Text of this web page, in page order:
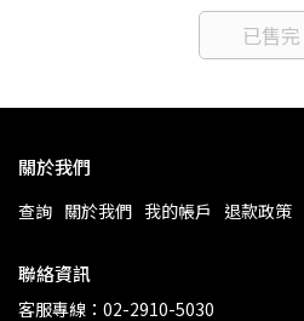
已售完
關於我們
查詢 關於我們 我的帳戶 退款政策
聯絡資訊
客服專線：02-2910-5030